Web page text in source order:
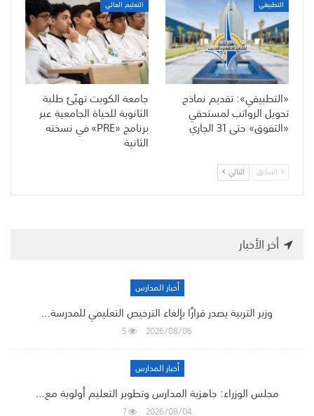
التطبيقي
«التطبيقي»: تقديم نماذج
تحويل الرواتب لمستحقي
«التفوق» حتى 31 الجاري
التعليم العالي
جامعة الكويت تهيّئ طلبة
الثانوية للحياة الجامعية عبر
برنامج «PRE» في نسخته
الثانية
السابق التالي
أخر الأخبار
أخبار المدارس
وزير التربية يصدر قرارًا بإلغاء الترخيص التعليمي للمدرسة…
2026/08/06
5
أخبار المدارس
مجلس الوزراء: جاهزية المدارس وتطوير التعليم أولوية مع…
2026/08/04
7